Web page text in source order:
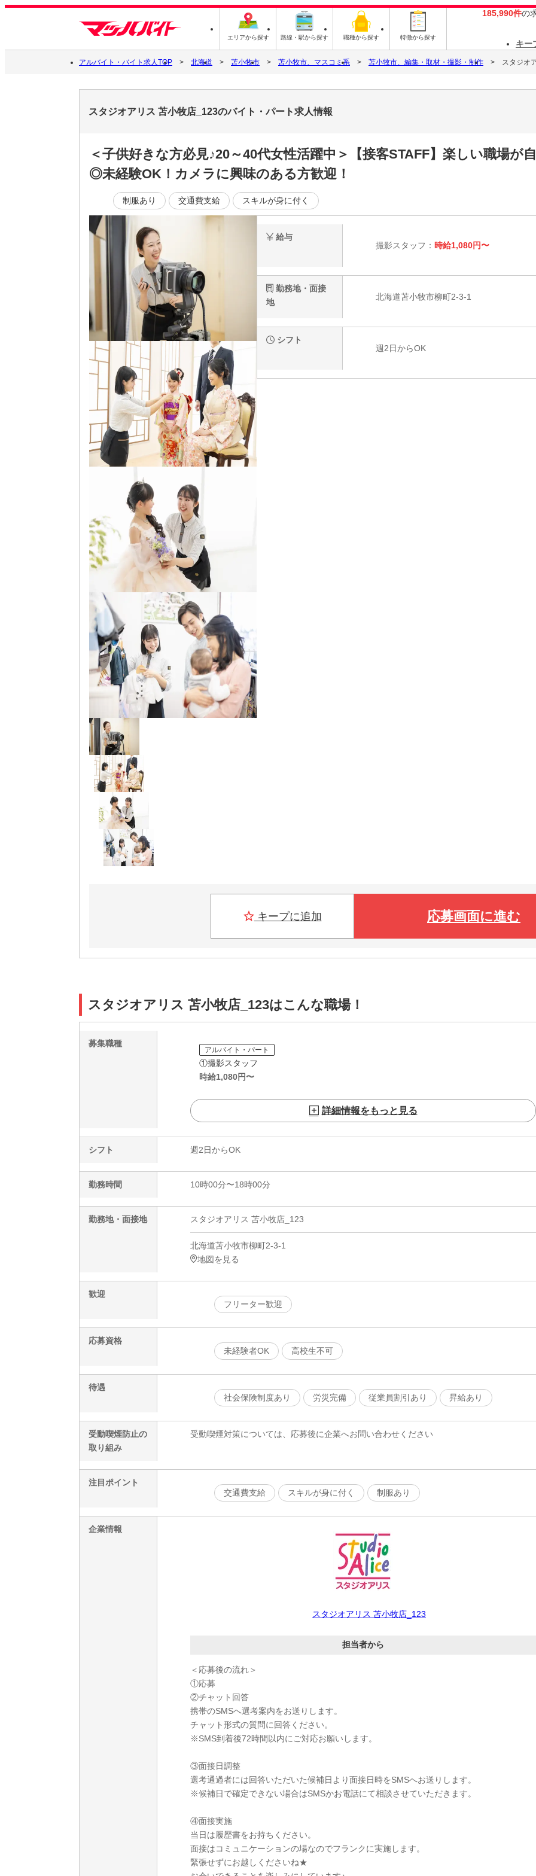
エリアから探す 路線・駅から探す 職種から探す 特徴から探す
185,990件の
キー
アルバイト・バイト求人TOP 北海道 苫小牧市 苫小牧市、マスコミ系 苫小牧市、編集・取材・撮影・制作 スタジオ
スタジオアリス 苫小牧店_123のバイト・パート求人情報
＜子供好きな方必見♪20～40代女性活躍中＞【接客STAFF】楽しい職場が
◎未経験OK！カメラに興味のある方歓迎！
制服あり 交通費支給 スキルが身に付く
給与
撮影スタッフ： 時給1,080円〜
勤務地・面接
地
北海道苫小牧市柳町2-3-1
シフト
週2日からOK
キープに追加 応募画面に進む
スタジオアリス 苫小牧店_123はこんな職場！
募集職種
アルバイト・パート
①撮影スタッフ
時給1,080円〜
詳細情報をもっと見る
シフト 週2日からOK
勤務時間 10時00分〜18時00分
勤務地・面接地 スタジオアリス 苫小牧店_123
北海道苫小牧市柳町2-3-1
地図を見る
歓迎
フリーター歓迎
応募資格
未経験者OK
高校生不可
待遇
社会保険制度あり
労災完備 従業員割引あり 昇給あり
受動喫煙防止の
取り組み
受動喫煙対策については、応募後に企業へお問い合わせください
注目ポイント
交通費支給
スキルが身に付く 制服あり
企業情報
スタジオアリス 苫小牧店_123
担当者から
＜応募後の流れ＞
①応募
②チャット回答
携帯のSMSへ選考案内をお送りします。
チャット形式の質問に回答ください。
※SMS到着後72時間以内にご対応お願いします。
③面接日調整
選考通過者には回答いただいた候補日より面接日時をSMSへお送りします。
※候補日で確定できない場合はSMSかお電話にて相談させていただきます。
④面接実施
当日は履歴書をお持ちください。
面接はコミュニケーションの場なのでフランクに実施します。
緊張せずにお越しくださいね★